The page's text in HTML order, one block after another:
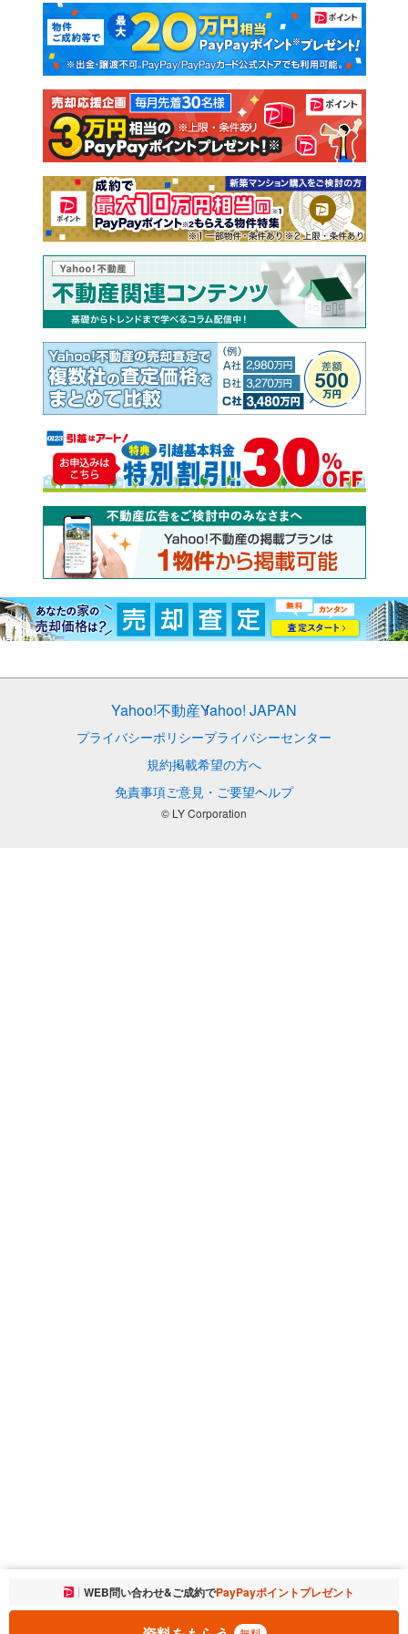
お気に入りに追加しました。 一覧を開く
WEB問い合わせ&ご成約でPayPayポイントプレゼント
新築マンション 中古マンション
新築一戸建て 中古一戸建て
注文住宅 土地
売却査定
マンションカタログ 教えて！住まいの先生
Yahoo!不動産Yahoo! JAPAN
プライバシーポリシープライバシーセンター
規約掲載希望の方へ
免責事項ご意見・ご要望ヘルプ
© LY Corporation